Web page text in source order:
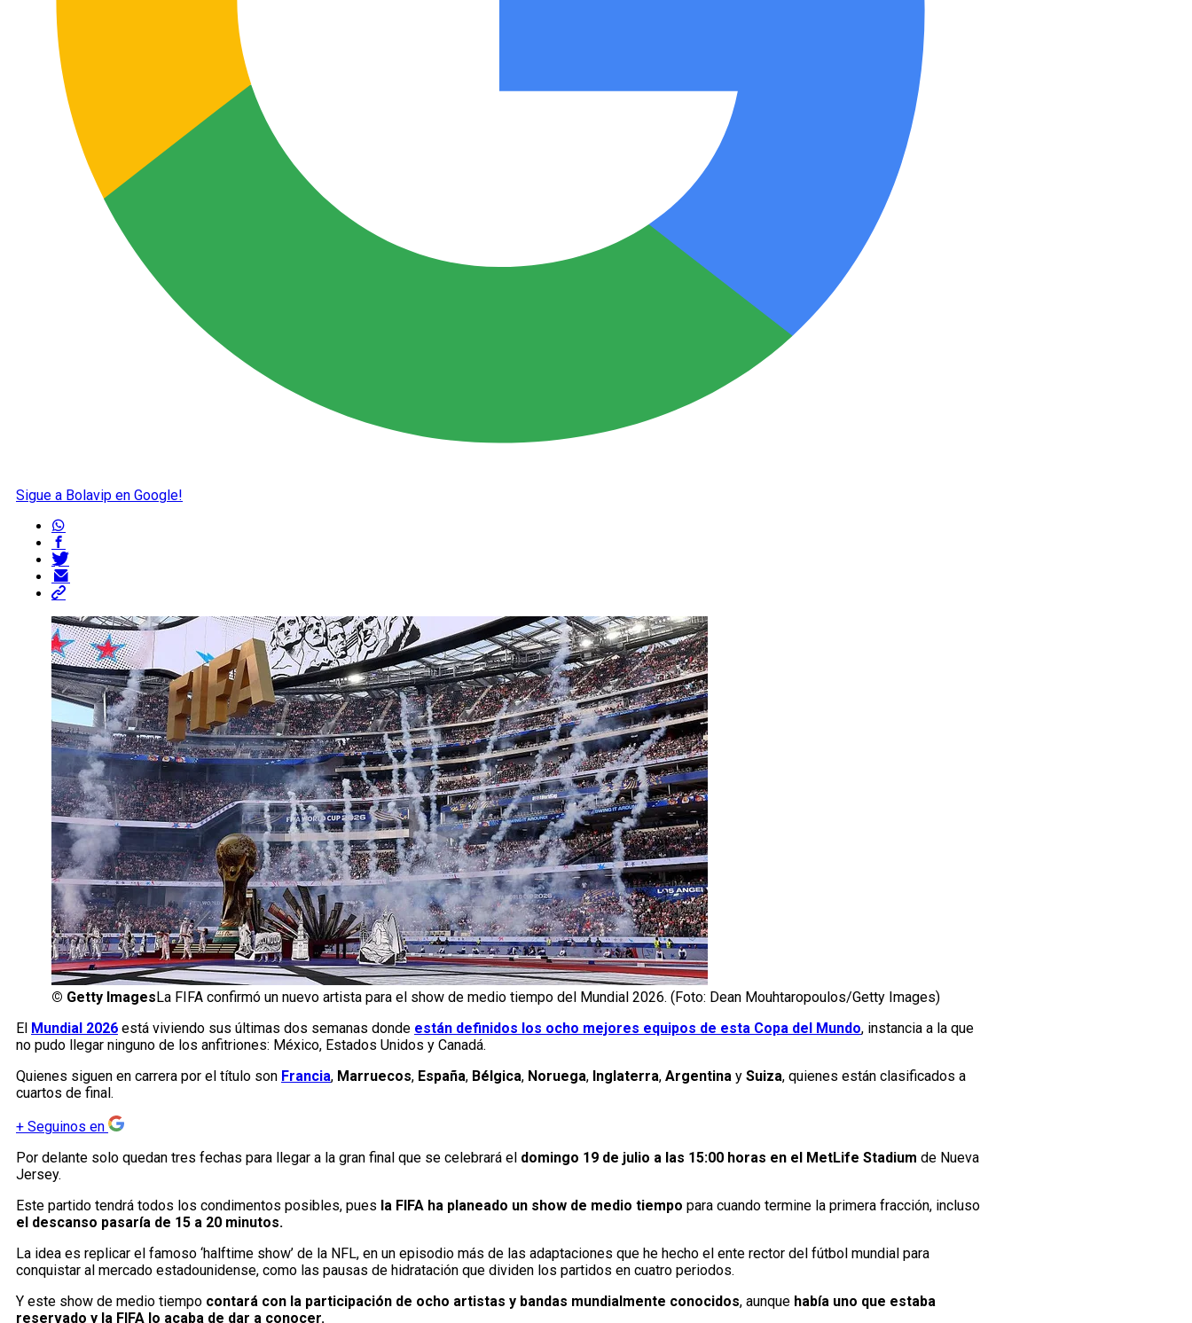
Sigue a Bolavip en Google!
© Getty Images La FIFA confirmó un nuevo artista para el show de medio tiempo del Mundial 2026. (Foto: Dean Mouhtaropoulos/Getty Images)
El Mundial 2026 está viviendo sus últimas dos semanas donde están definidos los ocho mejores equipos de esta Copa del Mundo, instancia a la que
no pudo llegar ninguno de los anfitriones: México, Estados Unidos y Canadá.
Quienes siguen en carrera por el título son Francia, Marruecos, España, Bélgica, Noruega, Inglaterra, Argentina y Suiza, quienes están clasificados a
cuartos de final.
+ Seguinos en
Por delante solo quedan tres fechas para llegar a la gran final que se celebrará el domingo 19 de julio a las 15:00 horas en el MetLife Stadium de Nueva
Jersey.
Este partido tendrá todos los condimentos posibles, pues la FIFA ha planeado un show de medio tiempo para cuando termine la primera fracción, incluso
el descanso pasaría de 15 a 20 minutos.
La idea es replicar el famoso ‘halftime show’ de la NFL, en un episodio más de las adaptaciones que he hecho el ente rector del fútbol mundial para
conquistar al mercado estadounidense, como las pausas de hidratación que dividen los partidos en cuatro periodos.
Y este show de medio tiempo contará con la participación de ocho artistas y bandas mundialmente conocidos, aunque había uno que estaba
reservado y la FIFA lo acaba de dar a conocer.